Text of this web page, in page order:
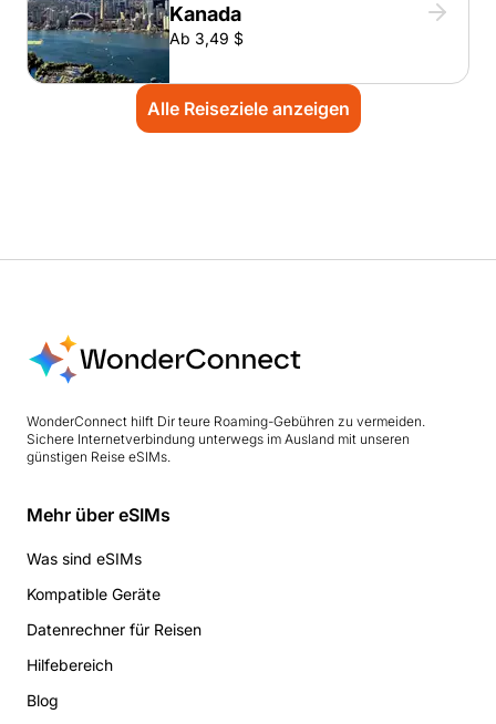
Kanada
Ab 3,49 $
Alle Reiseziele anzeigen
WonderConnect hilft Dir teure Roaming-Gebühren zu vermeiden.
Sichere Internetverbindung unterwegs im Ausland mit unseren
günstigen Reise eSIMs.
Mehr über eSIMs
Was sind eSIMs
Kompatible Geräte
Datenrechner für Reisen
Hilfebereich
Blog